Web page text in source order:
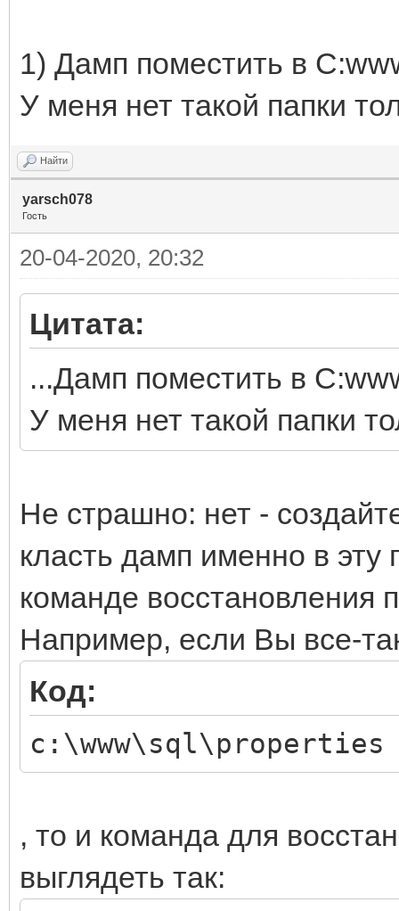
1) Дамп поместить в
У меня нет такой папки
Найти
yarsch078
Гость
20-04-2020, 20:32
Цитата:
...Дамп поместить в
У меня нет такой папки
Не страшно: нет -
класть дамп именно в эту
команде восстановления
Например, если Вы все-
Код:
c:\www\sql\properties
, то и команда для
выглядеть так: